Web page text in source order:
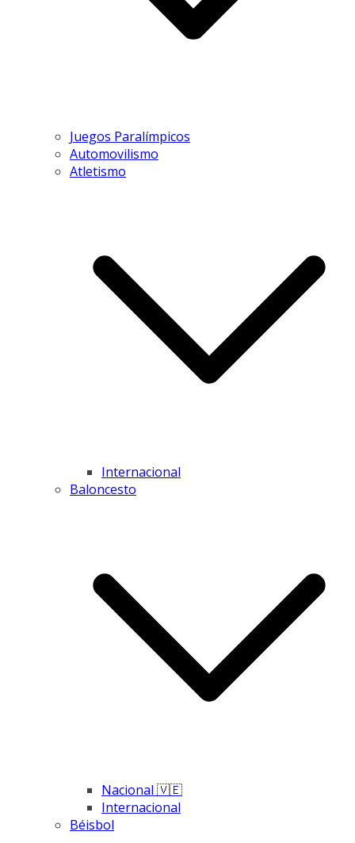
Juegos Paralímpicos
Automovilismo
Atletismo
Internacional
Baloncesto
Nacional 🇻🇪
Internacional
Béisbol